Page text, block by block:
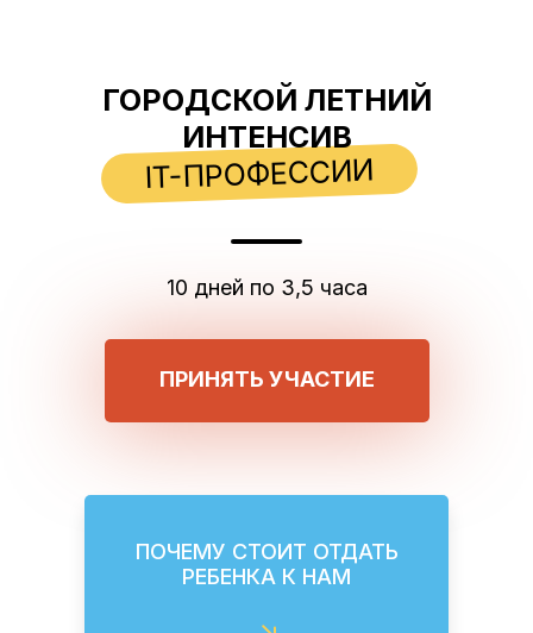
ПРИНЯТЬ УЧАСТИЕ
10 дней по 3,5 часа
IT-ПРОФЕССИИ
ГОРОДСКОЙ ЛЕТНИЙ
ИНТЕНСИВ
ПОЧЕМУ СТОИТ ОТДАТЬ
РЕБЕНКА К НАМ